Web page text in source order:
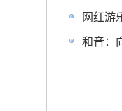
网红游
和音：